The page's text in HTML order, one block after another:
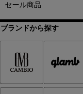
セール商品
ブランドから探す